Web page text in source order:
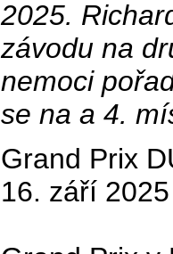
2025.
závodu na
nemoci
se na a 4.
Grand Prix
16. září 2025